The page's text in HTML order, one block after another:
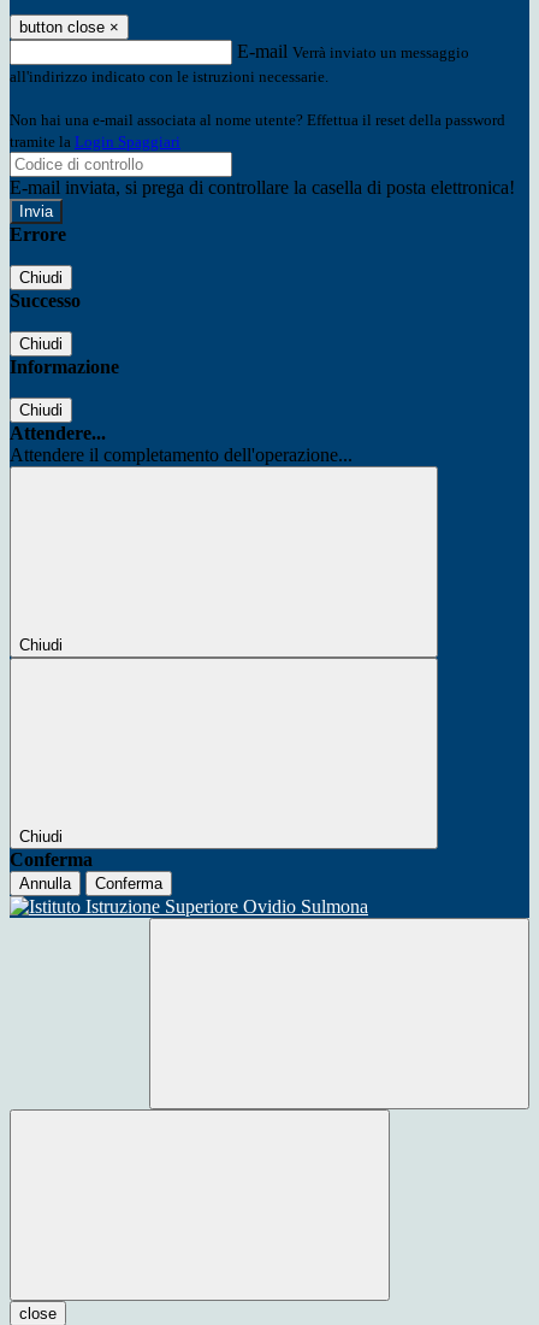
button close ×
E-mail Verrà inviato un messaggio
all'indirizzo indicato con le istruzioni necessarie.
Non hai una e-mail associata al nome utente? Effettua il reset della password
tramite la Login Spaggiari
E-mail inviata, si prega di controllare la casella di posta elettronica!
Errore
Chiudi
Successo
Chiudi
Informazione
Chiudi
Attendere...
Attendere il completamento dell'operazione...
Chiudi
Chiudi
Conferma
Annulla Conferma
close